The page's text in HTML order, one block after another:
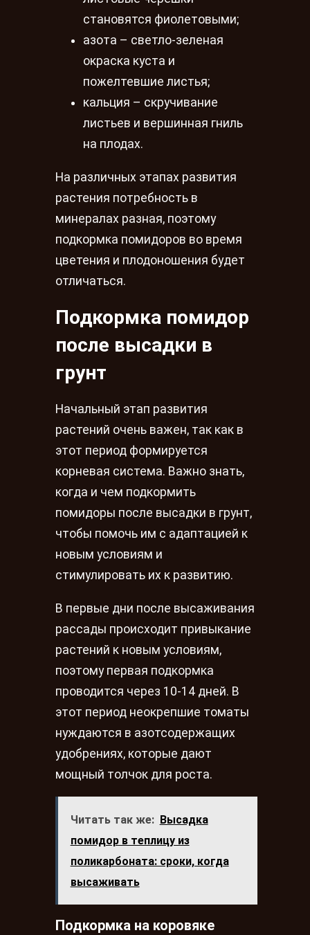
становятся фиолетовыми;
азота – светло-зеленая
окраска куста и
пожелтевшие листья;
кальция – скручивание
листьев и вершинная гниль
на плодах.
На различных этапах развития
растения потребность в
минералах разная, поэтому
подкормка помидоров во время
цветения и плодоношения будет
отличаться.
Подкормка помидор
после высадки в
грунт
Начальный этап развития
растений очень важен, так как в
этот период формируется
корневая система. Важно знать,
когда и чем подкормить
помидоры после высадки в грунт,
чтобы помочь им с адаптацией к
новым условиям и
стимулировать их к развитию.
В первые дни после высаживания
рассады происходит привыкание
растений к новым условиям,
поэтому первая подкормка
проводится через 10-14 дней. В
этот период неокрепшие томаты
нуждаются в азотсодержащих
удобрениях, которые дают
мощный толчок для роста.
Читать так же: Высадка
помидор в теплицу из
поликарбоната: сроки, когда
высаживать
Подкормка на коровяке